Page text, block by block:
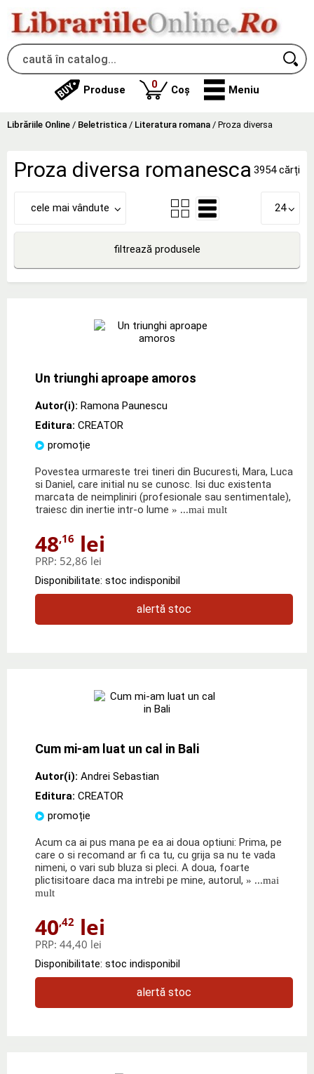
Produse 0produse
Coș Meniu
Librăriile Online / Beletristica / Literatura romana / Proza diversa
Proza diversa romanesca 3954 cărți
cele mai vândute 24
filtrează produsele
Un triunghi aproape amoros
Autor(i): Ramona Paunescu
Editura: CREATOR
promoție
Povestea urmareste trei tineri din Bucuresti, Mara, Luca
si Daniel, care initial nu se cunosc. Isi duc existenta
marcata de neimpliniri (profesionale sau sentimentale),
traiesc din inertie intr-o lume » ...mai mult
48,16 lei
PRP: 52,86 lei
Disponibilitate: stoc indisponibil
alertă stoc
Cum mi-am luat un cal in Bali
Autor(i): Andrei Sebastian
Editura: CREATOR
promoție
Acum ca ai pus mana pe ea ai doua optiuni: Prima, pe
care o si recomand ar fi ca tu, cu grija sa nu te vada
nimeni, o vari sub bluza si pleci. A doua, foarte
plictisitoare daca ma intrebi pe mine, autorul, » ...mai
mult
40,42 lei
PRP: 44,40 lei
Disponibilitate: stoc indisponibil
alertă stoc